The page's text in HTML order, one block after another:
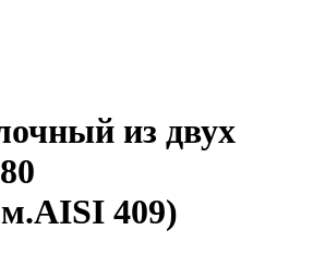
из двух
409)